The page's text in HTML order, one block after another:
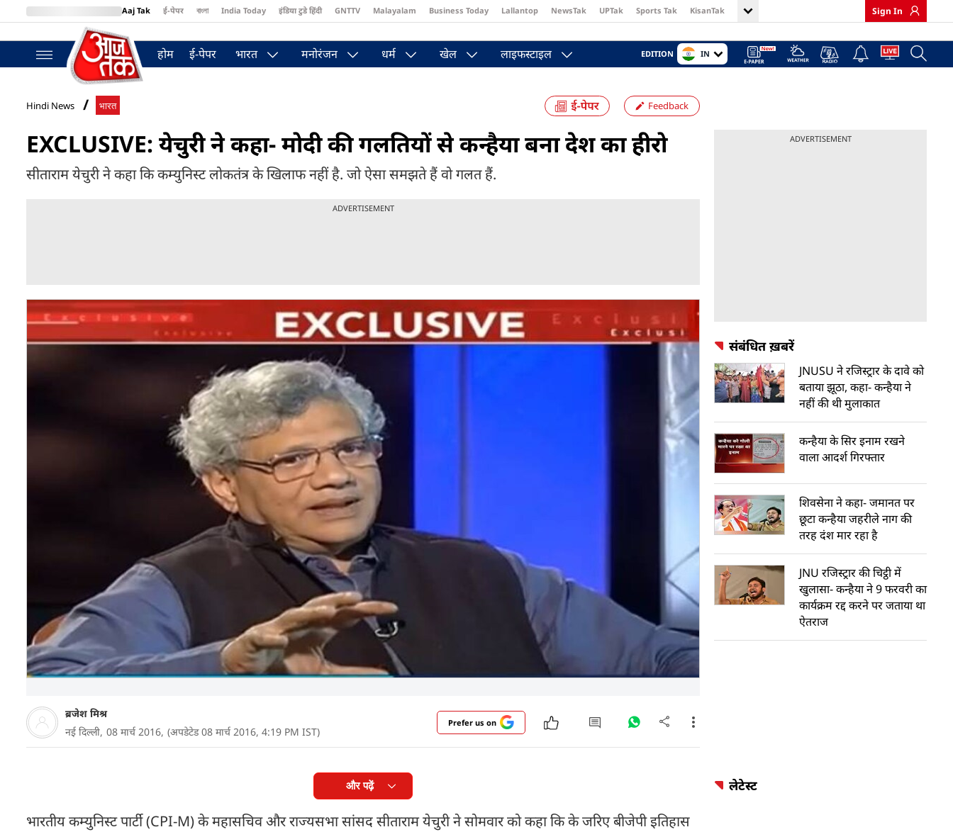
Aaj Tak ई-पेपर বাংলা India Today इंडिया टुडे हिंदी GNTTV Malayalam Business Today Lallantop NewsTak UPTak Sports Tak KisanTak
BT Bazaar
Sign In
होम ई-पेपर भारत मनोरंजन धर्म खेल लाइफस्टाइल EDITION IN
Hindi News भारत Feedback
EXCLUSIVE: येचुरी ने कहा- मोदी की गलतियों से कन्हैया बना देश का हीरो
सीताराम येचुरी ने कहा कि कम्युनिस्ट लोकतंत्र के खिलाफ नहीं है. जो ऐसा समझते हैं वो गलत हैं.
ADVERTISEMENT
ब्रजेश मिश्र
नई दिल्ली, 08 मार्च 2016, (अपडेटेड 08 मार्च 2016, 4:19 PM IST)
Prefer us on
और पढ़ें
भारतीय कम्युनिस्ट पार्टी (CPI-M) के महासचिव और राज्यसभा सांसद सीताराम येचुरी ने सोमवार को कहा कि के जरिए बीजेपी इतिहास
ADVERTISEMENT
संबंधित ख़बरें
JNUSU ने रजिस्ट्रार के दावे को
बताया झूठा, कहा- कन्हैया ने
नहीं की थी मुलाकात
कन्हैया के सिर इनाम रखने
वाला आदर्श गिरफ्तार
श‍िवसेना ने कहा- जमानत पर
छूटा कन्हैया जहरीले नाग की
तरह दंश मार रहा है
JNU रजिस्ट्रार की चिट्ठी में
खुलासा- कन्हैया ने 9 फरवरी का
कार्यक्रम रद्द करने पर जताया था
ऐतराज
लेटेस्ट